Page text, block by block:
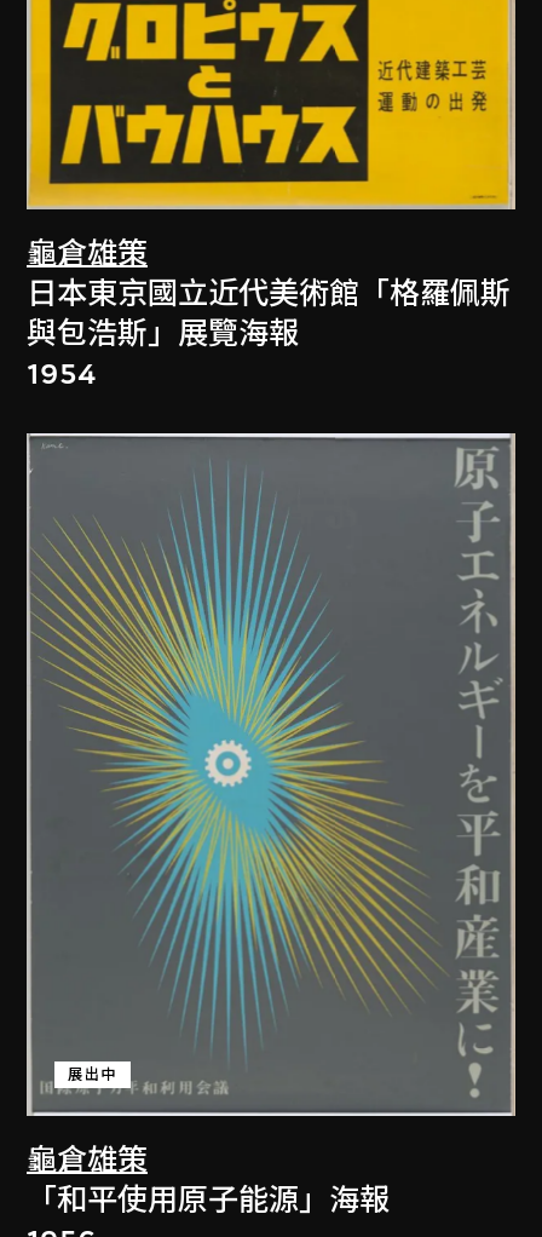
龜倉雄策
日本東京國立近代美術館「格羅佩斯
與包浩斯」展覽海報
1954
龜倉雄策
展出中
「和平使用原子能源」海報